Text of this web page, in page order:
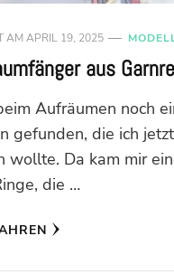
AM APRIL 19, 2025
aus
Aufräumen noch
gefunden, die ich
wollte. Da kam mir
die …